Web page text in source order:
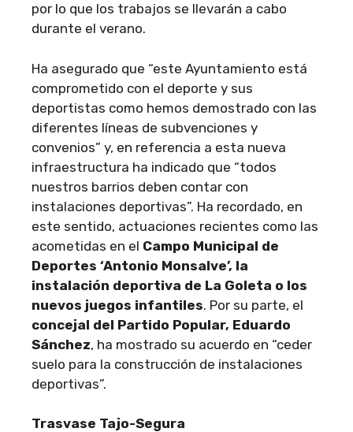
por lo que los trabajos se llevarán a cabo
durante el verano.
Ha asegurado que “este Ayuntamiento está
comprometido con el deporte y sus
deportistas como hemos demostrado con las
diferentes líneas de subvenciones y
convenios” y, en referencia a esta nueva
infraestructura ha indicado que “todos
nuestros barrios deben contar con
instalaciones deportivas”. Ha recordado, en
este sentido, actuaciones recientes como las
acometidas en el Campo Municipal de
Deportes ‘Antonio Monsalve’, la
instalación deportiva de La Goleta o los
nuevos juegos infantiles. Por su parte, el
concejal del Partido Popular, Eduardo
Sánchez, ha mostrado su acuerdo en “ceder
suelo para la construcción de instalaciones
deportivas”.
Trasvase Tajo-Segura